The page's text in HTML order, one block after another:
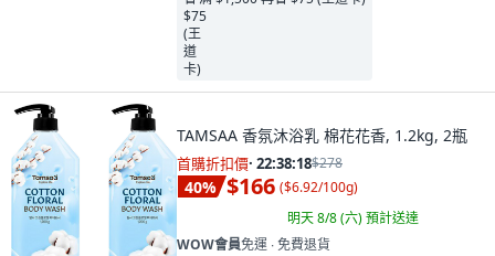
TAMSAA 香氛沐浴乳 棉花花香, 1.2kg, 2瓶
首購折扣價· 22:38:16$278
40% $166 ($6.92/100g)
明天 8/8 (六)預計送達
WOW會員免運 ∙ 免費退貨